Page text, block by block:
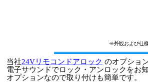
※外観および仕
当社24Vリモコンドアロック のオプショ
電子サウンドでロック・アンロックをお
オプションなので取り付けも簡単です。